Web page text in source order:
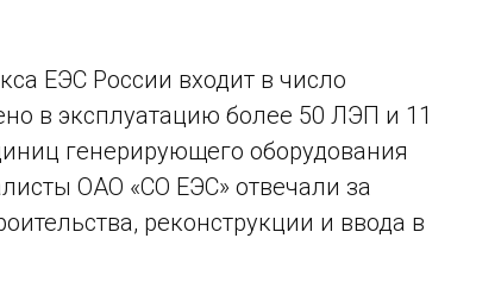
ЕЭС России входит в число
в эксплуатацию более 50 ЛЭП и 11
генерирующего оборудования
ОАО «СО ЕЭС» отвечали за
реконструкции и ввода в